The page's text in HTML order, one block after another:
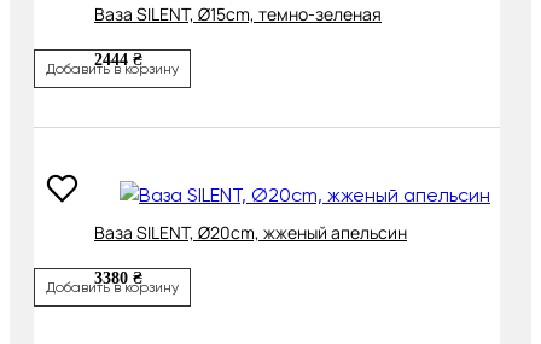
Ваза SILENT, Ø15cm, темно-зеленая
2444 ₴
Добавить в корзину
Ваза SILENT, Ø20cm, жженый апельсин
3380 ₴
Добавить в корзину